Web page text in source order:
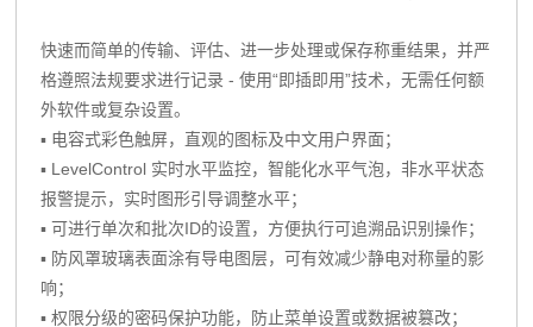
快速而简单的传输、评估、进一步处理或保存称重结果，并严
格遵照法规要求进行记录 - 使用“即插即用”技术，无需任何额
外软件或复杂设置。
▪ 电容式彩色触屏，直观的图标及中文用户界面；
▪ LevelControl 实时水平监控，智能化水平气泡，非水平状态
报警提示，实时图形引导调整水平；
▪ 可进行单次和批次ID的设置，方便执行可追溯品识别操作；
▪ 防风罩玻璃表面涂有导电图层，可有效减少静电对称量的影
响；
▪ 权限分级的密码保护功能，防止菜单设置或数据被篡改；